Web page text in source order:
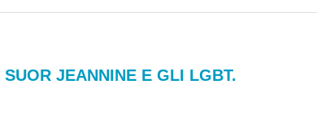
JEANNINE E GLI LGBT.